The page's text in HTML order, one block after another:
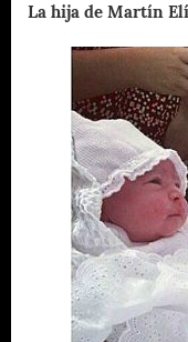
La hija de Martín